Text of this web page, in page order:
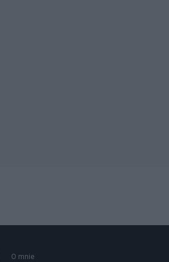
O mnie